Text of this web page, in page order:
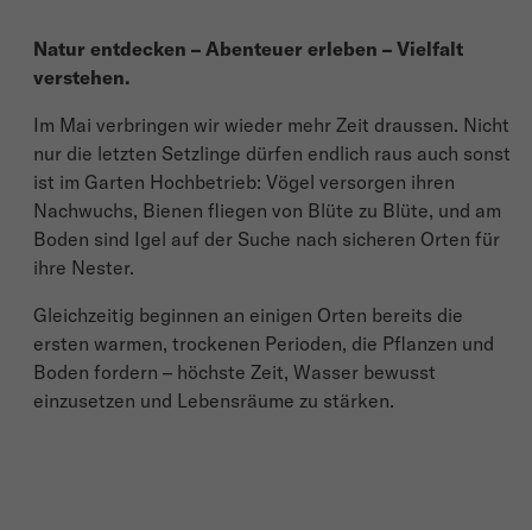
Natur entdecken – Abenteuer erleben – Vielfalt
verstehen.
Im Mai verbringen wir wieder mehr Zeit draussen. Nicht
nur die letzten Setzlinge dürfen endlich raus auch sonst
ist im Garten Hochbetrieb: Vögel versorgen ihren
Nachwuchs, Bienen fliegen von Blüte zu Blüte, und am
Boden sind Igel auf der Suche nach sicheren Orten für
ihre Nester.
Gleichzeitig beginnen an einigen Orten bereits die
ersten warmen, trockenen Perioden, die Pflanzen und
Boden fordern – höchste Zeit, Wasser bewusst
einzusetzen und Lebensräume zu stärken.